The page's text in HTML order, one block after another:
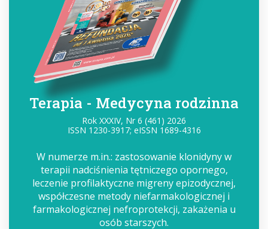
Terapia - Medycyna rodzinna
Rok XXXIV, Nr 6 (461) 2026
ISSN 1230-3917; eISSN 1689-4316
W numerze m.in.: zastosowanie klonidyny w
terapii nadciśnienia tętniczego opornego,
leczenie profilaktyczne migreny epizodycznej,
współczesne metody niefarmakologicznej i
farmakologicznej nefroprotekcji, zakażenia u
osób starszych.